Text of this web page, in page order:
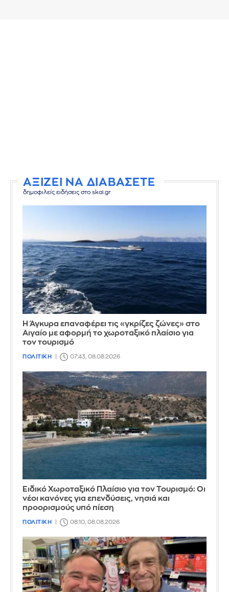
ΑΞΙΖΕΙ ΝΑ ΔΙΑΒΑΣΕΤΕ
δημοφιλείς ειδήσεις στο skai.gr
Η Άγκυρα επαναφέρει τις «γκρίζες ζώνες» στο
Αιγαίο με αφορμή το χωροταξικό πλαίσιο για
τον τουρισμό
ΠΟΛΙΤΙΚΗ 07:43, 08.08.2026
Ειδικό Χωροταξικό Πλαίσιο για τον Τουρισμό: Οι
νέοι κανόνες για επενδύσεις, νησιά και
προορισμούς υπό πίεση
ΠΟΛΙΤΙΚΗ 08:10, 08.08.2026